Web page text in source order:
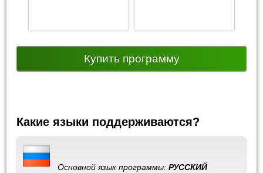
Купить программу
Какие языки поддерживаются?
Основной язык программы:РУССКИЙ